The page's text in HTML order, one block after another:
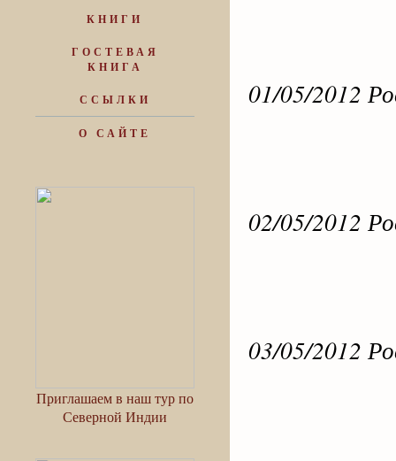
КНИГИ
ГОСТЕВАЯ
КНИГА
ССЫЛКИ
О САЙТЕ
Приглашаем в наш тур по
Северной Индии
01/05/2012
02/05/2012
03/05/2012